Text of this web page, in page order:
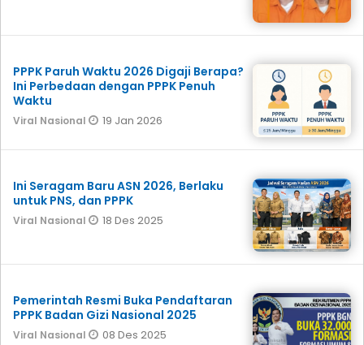
PPPK Paruh Waktu 2026 Digaji Berapa?
Ini Perbedaan dengan PPPK Penuh
Waktu
Viral Nasional 19 Jan 2026
Ini Seragam Baru ASN 2026, Berlaku
untuk PNS, dan PPPK
Viral Nasional 18 Des 2025
Pemerintah Resmi Buka Pendaftaran
PPPK Badan Gizi Nasional 2025
Viral Nasional 08 Des 2025